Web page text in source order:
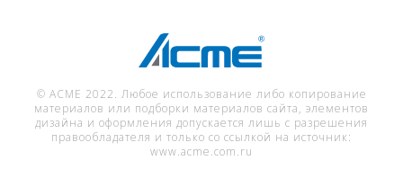
© ACME 2022. Любое использование либо копирование
материалов или подборки материалов сайта, элементов
дизайна и оформления допускается лишь с разрешения
правообладателя и только со ссылкой на источник:
www.acme.com.ru